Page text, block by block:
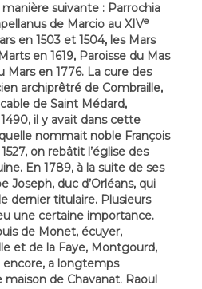
suivante : Parrochia
de Marcio au XIVe
en 1503 et 1504, les Mars
en 1619, Paroisse du Mas
Mars en 1776. La cure des
archiprêtré de Combraille,
de Saint Médard,
il y avait dans cette
nommait noble François
on rebâtit l’église des
En 1789, à la suite de ses
Joseph, duc d’Orléans, qui
dernier titulaire. Plusieurs
une certaine importance.
de Monet, écuyer,
et de la Faye, Montgourd,
a longtemps
maison de Chavanat. Raoul